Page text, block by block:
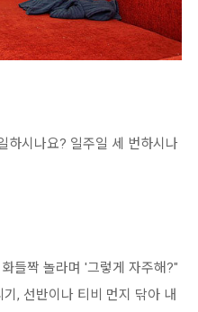
하시나요? 일주일 세 번하시나
들짝 놀라며 '그렇게 자주해?"
, 선반이나 티비 먼지 닦아 내